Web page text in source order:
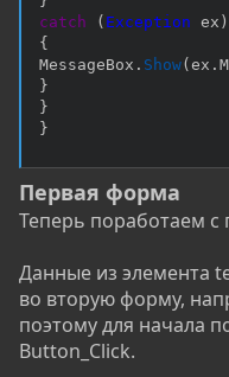
catch
( Exception ex )
{
MessageBox . Show(ex .
}
}
}
Первая форма
Теперь поработаем
Данные из элемента
во вторую форму,
поэтому для начала
Button_Click.